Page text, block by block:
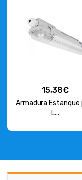
15,38€
Armadura Estanque
L...